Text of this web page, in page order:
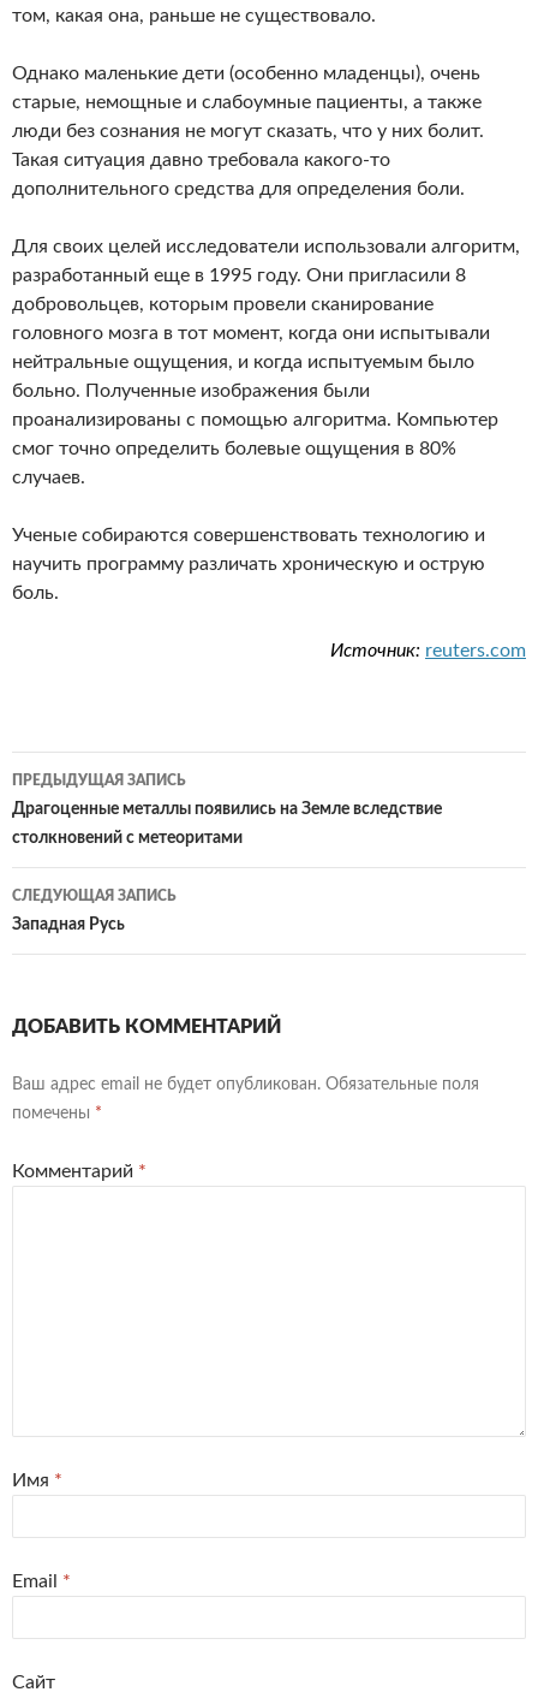
том, какая она, раньше не существовало.
Однако маленькие дети (особенно младенцы), очень
старые, немощные и слабоумные пациенты, а также
люди без сознания не могут сказать, что у них болит.
Такая ситуация давно требовала какого-то
дополнительного средства для определения боли.
Для своих целей исследователи использовали алгоритм,
разработанный еще в 1995 году. Они пригласили 8
добровольцев, которым провели сканирование
головного мозга в тот момент, когда они испытывали
нейтральные ощущения, и когда испытуемым было
больно. Полученные изображения были
проанализированы с помощью алгоритма. Компьютер
смог точно определить болевые ощущения в 80%
случаев.
Ученые собираются совершенствовать технологию и
научить программу различать хроническую и острую
боль.
Источник: reuters.com
Навигация
по
записям
ПРЕДЫДУЩАЯ ЗАПИСЬ
Драгоценные металлы появились на Земле вследствие
столкновений с метеоритами
СЛЕДУЮЩАЯ ЗАПИСЬ
Западная Русь
ДОБАВИТЬ КОММЕНТАРИЙ
Ваш адрес email не будет опубликован. Обязательные поля
помечены *
Комментарий *
Имя *
Email *
Сайт